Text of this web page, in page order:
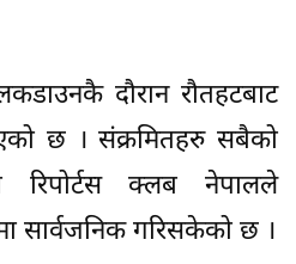
दौरान रौतहटबाट
छ । संक्रमितहरु सबैको
रिपोर्टस क्लब नेपालले
सार्वजनिक गरिसकेको छ ।